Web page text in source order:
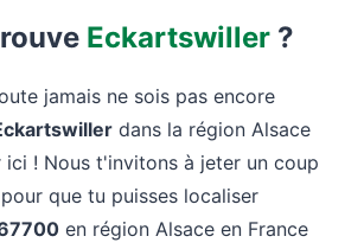
Eckartswiller ?
jamais ne sois pas encore
dans la région Alsace
! Nous t'invitons à jeter un coup
que tu puisses localiser
en région Alsace en France